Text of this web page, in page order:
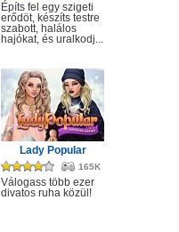
Építs fel egy szigeti
erődöt, készíts testre
szabott, halálos
hajókat, és uralkodj...
Lady Popular
165K
Válogass több ezer
divatos ruha közül!